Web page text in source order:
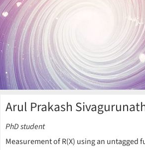
Publikationen
Arul Prakash
PhD student
Measurement of R(X) using an untagged